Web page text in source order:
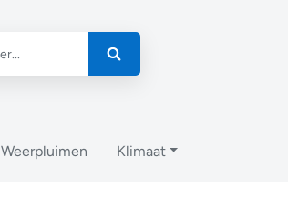
Weerpluimen Klimaat